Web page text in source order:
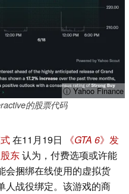
ⓘ Yahoo Finance
的股票代码
在11月19日 《GTA 6》发
东认为，付费选项或许能
会捆绑在线使用的虚拟货
人战役绑定。该游戏的商